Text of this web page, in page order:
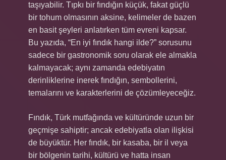
taşıyabilir. Tıpkı bir fındığın küçük, fakat güçlü
bir tohum olmasının aksine, kelimeler de bazen
en basit şeyleri anlatırken tüm evreni kapsar.
Bu yazıda, “En iyi fındık hangi ilde?” sorusunu
sadece bir gastronomik soru olarak ele almakla
kalmayacak; aynı zamanda edebiyatın
derinliklerine inerek fındığın, sembollerini,
temalarını ve karakterlerini de çözümleyeceğiz.
Fındık, Türk mutfağında ve kültüründe uzun bir
geçmişe sahiptir; ancak edebiyatla olan ilişkisi
de büyüktür. Her fındık, bir kasaba, bir il veya
bir bölgenin tarihi, kültürü ve hatta insan